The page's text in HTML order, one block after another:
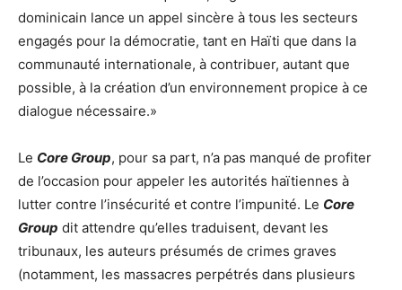
dominicain lance un appel sincère à tous les secteurs
engagés pour la démocratie, tant en Haïti que dans la
communauté internationale, à contribuer, autant que
possible, à la création d’un environnement propice à ce
dialogue nécessaire.»
Le Core Group, pour sa part, n’a pas manqué de profiter
de l’occasion pour appeler les autorités haïtiennes à
lutter contre l’insécurité et contre l’impunité. Le Core
Group dit attendre qu’elles traduisent, devant les
tribunaux, les auteurs présumés de crimes graves
(notamment, les massacres perpétrés dans plusieurs